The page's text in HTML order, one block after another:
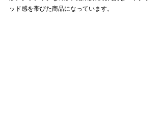
ッド感を帯びた商品になっています。